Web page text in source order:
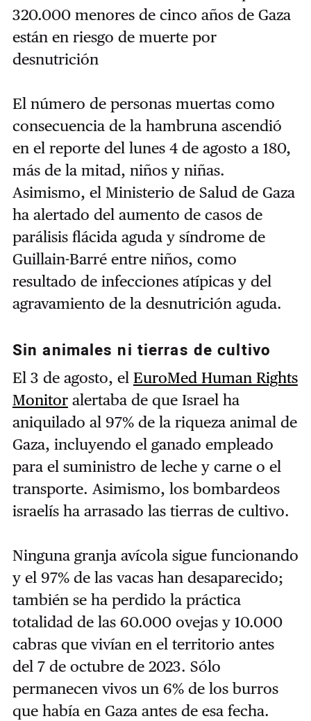
320.000 menores de cinco años de Gaza
están en riesgo de muerte por
desnutrición
El número de personas muertas como
consecuencia de la hambruna ascendió
en el reporte del lunes 4 de agosto a 180,
más de la mitad, niños y niñas.
Asimismo, el Ministerio de Salud de Gaza
ha alertado del aumento de casos de
parálisis flácida aguda y síndrome de
Guillain-Barré entre niños, como
resultado de infecciones atípicas y del
agravamiento de la desnutrición aguda.
Sin animales ni tierras de cultivo
El 3 de agosto, el EuroMed Human Rights
Monitoralertaba de que Israel ha
aniquilado al 97% de la riqueza animal de
Gaza, incluyendo el ganado empleado
para el suministro de leche y carne o el
transporte. Asimismo, los bombardeos
israelís ha arrasado las tierras de cultivo.
Ninguna granja avícola sigue funcionando
y el 97% de las vacas han desaparecido;
también se ha perdido la práctica
totalidad de las 60.000 ovejas y 10.000
cabras que vivían en el territorio antes
del 7 de octubre de 2023. Sólo
permanecen vivos un 6% de los burros
que había en Gaza antes de esa fecha.